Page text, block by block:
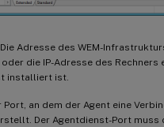
Die Adresse des WEM-
die IP-Adresse des Rechners
installiert ist.
Port, an dem der Agent eine
Der Agentdienst-Port muss